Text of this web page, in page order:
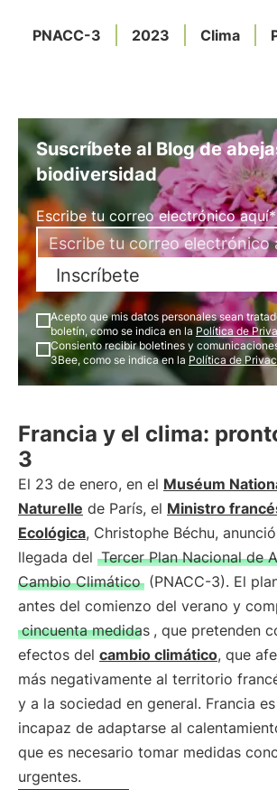
PNACC-3 2023 Clima
Suscríbete al Blog de
biodiversidad
Escribe tu correo electrónico aquí*
Inscríbete
Acepto que mis datos personales sean
boletín, como se indica en la Política de
Consiento recibir boletines y
3Bee, como se indica en la Política de
Francia y el clima:
3
El 23 de enero, en el Muséum
Naturelle de París, el Ministro
Ecológica, Christophe Béchu,
llegada del Tercer Plan Nacional de
Cambio Climático (PNACC-3). El
antes del comienzo del verano y
cincuenta medidas , que pretenden
efectos del cambio climático, que
más negativamente al territorio
y a la sociedad en general. Francia
incapaz de adaptarse al
que es necesario tomar medidas
urgentes.